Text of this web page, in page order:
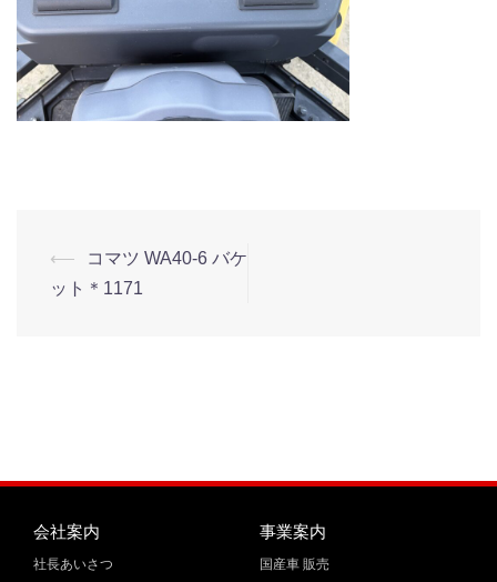
⟵
コマツ WA40-6 バケ
ット＊1171
会社案内
社長あいさつ
事業案内
国産車 販売